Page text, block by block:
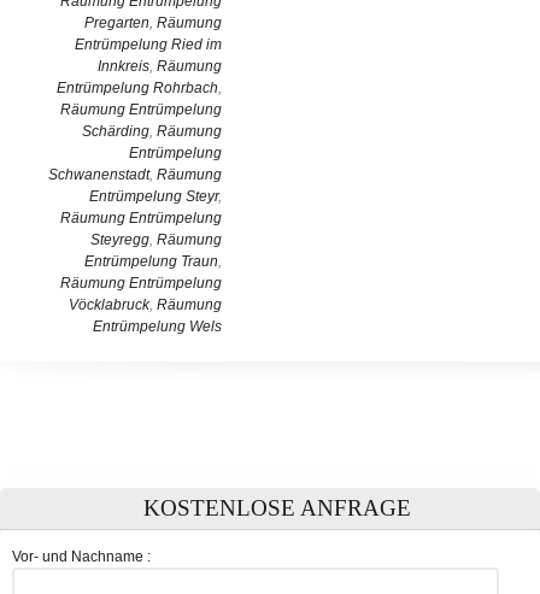
Pregarten, Räumung
Entrümpelung Ried im
Innkreis, Räumung
Entrümpelung Rohrbach,
Räumung Entrümpelung
Schärding, Räumung
Entrümpelung
Schwanenstadt, Räumung
Entrümpelung Steyr,
Räumung Entrümpelung
Steyregg, Räumung
Entrümpelung Traun,
Räumung Entrümpelung
Vöcklabruck, Räumung
Entrümpelung Wels
KOSTENLOSE ANFRAGE
Vor- und Nachname :